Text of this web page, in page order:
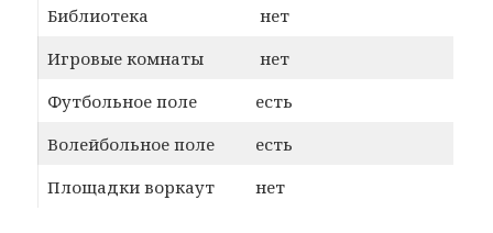
Библиотека
нет
Игровые комнаты
нет
Футбольное поле
есть
Волейбольное поле
есть
Площадки воркаут
нет